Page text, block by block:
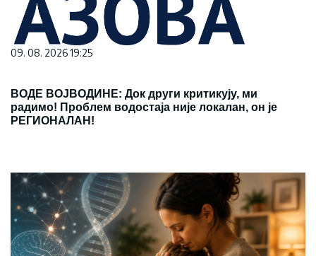
09. 08. 2026 19:25
ВОДЕ ВОЈВОДИНЕ: Док други критикују, ми
радимо! Проблем водостаја није локалан, он је
РЕГИОНАЛАН!